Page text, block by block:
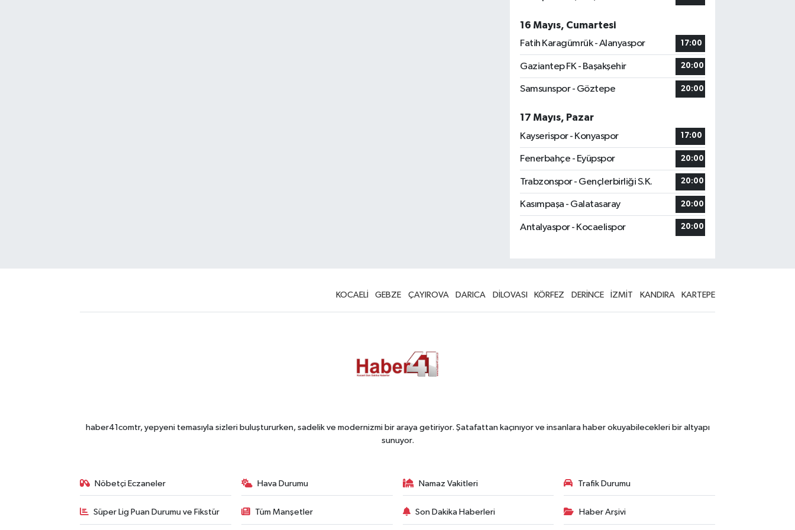
16 Mayıs, Cumartesi
Fatih Karagümrük - Alanyaspor
17:00
Gaziantep FK - Başakşehir 20:00
Samsunspor - Göztepe 20:00
17 Mayıs, Pazar
Kayserispor - Konyaspor
17:00
Fenerbahçe - Eyüpspor 20:00
Trabzonspor - Gençlerbirliği S.K. 20:00
Kasımpaşa - Galatasaray 20:00
Antalyaspor - Kocaelispor 20:00
KOCAELİ GEBZE ÇAYIROVA DARICA DİLOVASI KÖRFEZ DERİNCE İZMİT KANDIRA KARTEPE
haber41comtr, yepyeni temasıyla sizleri buluştururken, sadelik ve modernizmi bir araya getiriyor. Şatafattan kaçınıyor ve insanlara haber okuyabilecekleri bir altyapı
sunuyor.
Nöbetçi Eczaneler Hava Durumu Namaz Vakitleri Trafik Durumu
Süper Lig Puan Durumu ve Fikstür Tüm Manşetler Son Dakika Haberleri Haber Arşivi